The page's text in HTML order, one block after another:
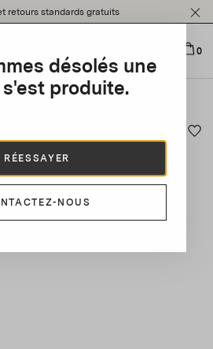
retours standards gratuits
0
désolés une
produite.
RÉESSAYER
NOUS
rotating slides. Activate any of
Sandal 95